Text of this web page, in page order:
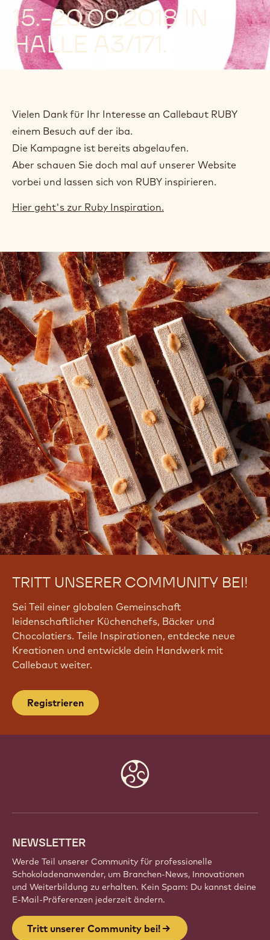
15.-20.09.2018 IN
HALLE A3/171.
Vielen Dank für Ihr Interesse an Callebaut RUBY
einem Besuch auf der iba.
Die Kampagne ist bereits abgelaufen.
Aber schauen Sie doch mal auf unserer Website
vorbei und lassen sich von RUBY inspirieren.
Hier geht's zur Ruby Inspiration.
TRITT UNSERER COMMUNITY BEI!
Sei Teil einer globalen Gemeinschaft
leidenschaftlicher Küchenchefs, Bäcker und
Chocolatiers. Teile Inspirationen, entdecke neue
Kreationen und entwickle dein Handwerk mit
Callebaut weiter.
Registrieren
NEWSLETTER
Werde Teil unserer Community für professionelle
Schokoladenanwender, um Branchen-News, Innovationen
und Weiterbildung zu erhalten. Kein Spam: Du kannst deine
E-Mail-Präferenzen jederzeit ändern.
Tritt unserer Community bei!